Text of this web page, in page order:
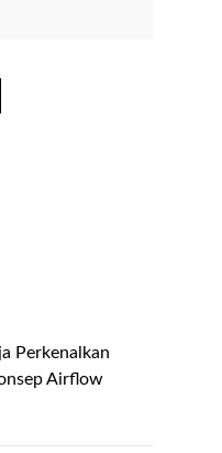
Perkenalkan
Airflow